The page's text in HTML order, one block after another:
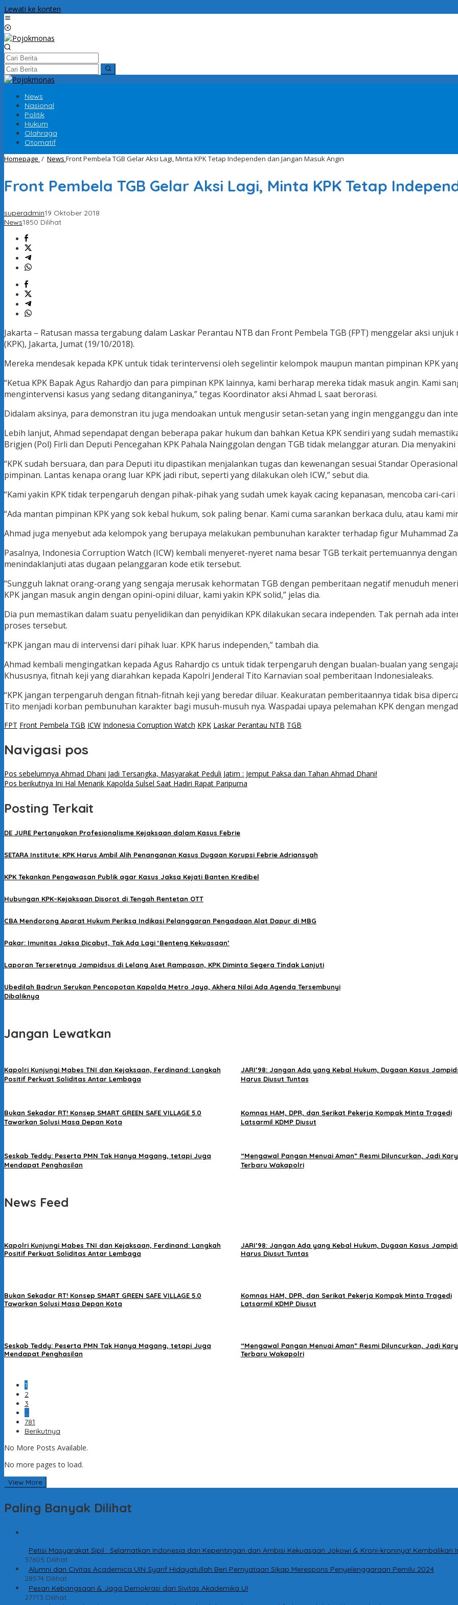
Lewati ke konten
News
Nasional
Politik
Hukum
Olahraga
Otomatif
Homepage / News Front Pembela TGB Gelar Aksi Lagi, Minta KPK Tetap Independen dan Jangan Masuk Angin
Front Pembela TGB Gelar Aksi Lagi, Minta KPK Tetap
superadmin19 Oktober 2018
News1850 Dilihat
Jakarta – Ratusan massa tergabung dalam Laskar Perantau NTB dan Front Pembela TGB (FPT) menggelar aksi
(KPK), Jakarta, Jumat (19/10/2018).
Mereka mendesak kepada KPK untuk tidak terintervensi oleh segelintir kelompok maupun mantan pimpinan KPK
“Ketua KPK Bapak Agus Rahardjo dan para pimpinan KPK lainnya, kami berharap mereka tidak masuk angin. Kami
mengintervensi kasus yang sedang ditanganinya,” tegas Koordinator aksi Ahmad L saat berorasi.
Didalam aksinya, para demonstran itu juga mendoakan untuk mengusir setan-setan yang ingin mengganggu dan
Lebih lanjut, Ahmad sependapat dengan beberapa pakar hukum dan bahkan Ketua KPK sendiri yang sudah
Brigjen (Pol) Firli dan Deputi Pencegahan KPK Pahala Nainggolan dengan TGB tidak melanggar aturan. Dia
“KPK sudah bersuara, dan para Deputi itu dipastikan menjalankan tugas dan kewenangan sesuai Standar
pimpinan. Lantas kenapa orang luar KPK jadi ribut, seperti yang dilakukan oleh ICW,” sebut dia.
“Kami yakin KPK tidak terpengaruh dengan pihak-pihak yang sudah umek kayak cacing kepanasan, mencoba cari-cari
“Ada mantan pimpinan KPK yang sok kebal hukum, sok paling benar. Kami cuma sarankan berkaca dulu, atau kami
Ahmad juga menyebut ada kelompok yang berupaya melakukan pembunuhan karakter terhadap figur Muhammad
Pasalnya, Indonesia Corruption Watch (ICW) kembali menyeret-nyeret nama besar TGB terkait pertemuannya
menindaklanjuti atas dugaan pelanggaran kode etik tersebut.
“Sungguh laknat orang-orang yang sengaja merusak kehormatan TGB dengan pemberitaan negatif menuduh
KPK jangan masuk angin dengan opini-opini diluar, kami yakin KPK solid,” jelas dia.
Dia pun memastikan dalam suatu penyelidikan dan penyidikan KPK dilakukan secara independen. Tak pernah ada
proses tersebut.
“KPK jangan mau di intervensi dari pihak luar. KPK harus independen,” tambah dia.
Ahmad kembali mengingatkan kepada Agus Rahardjo cs untuk tidak terpengaruh dengan bualan-bualan yang
Khususnya, fitnah keji yang diarahkan kepada Kapolri Jenderal Tito Karnavian soal pemberitaan Indonesialeaks.
“KPK jangan terpengaruh dengan fitnah-fitnah keji yang beredar diluar. Keakuratan pemberitaannya tidak bisa
Tito menjadi korban pembunuhan karakter bagi musuh-musuh nya. Waspadai upaya pelemahan KPK dengan
FPT Front Pembela TGB ICW Indonesia Corruption Watch KPK Laskar Perantau NTB TGB
Navigasi pos
Pos sebelumnya Ahmad Dhani Jadi Tersangka, Masyarakat Peduli Jatim : Jemput Paksa dan Tahan Ahmad Dhani!
Pos berikutnya Ini Hal Menarik Kapolda Sulsel Saat Hadiri Rapat Paripurna
Posting Terkait
DE JURE Pertanyakan Profesionalisme Kejaksaan dalam Kasus Febrie
SETARA Institute: KPK Harus Ambil Alih Penanganan Kasus Dugaan Korupsi Febrie Adriansyah
KPK Tekankan Pengawasan Publik agar Kasus Jaksa Kejati Banten Kredibel
Hubungan KPK–Kejaksaan Disorot di Tengah Rentetan OTT
CBA Mendorong Aparat Hukum Periksa Indikasi Pelanggaran Pengadaan Alat Dapur di MBG
Pakar: Imunitas Jaksa Dicabut, Tak Ada Lagi ‘Benteng Kekuasaan’
Laporan Terseretnya Jampidsus di Lelang Aset Rampasan, KPK Diminta Segera Tindak Lanjuti
Ubedilah Badrun Serukan Pencopotan Kapolda Metro Jaya, Akhera Nilai Ada Agenda Tersembunyi
Dibaliknya
Jangan Lewatkan
Kapolri Kunjungi Mabes TNI dan Kejaksaan, Ferdinand: Langkah
Positif Perkuat Soliditas Antar Lembaga
JARI’98: Jangan Ada yang Kebal Hukum, Dugaan Kasus
Harus Diusut Tuntas
Bukan Sekadar RT! Konsep SMART GREEN SAFE VILLAGE 5.0
Tawarkan Solusi Masa Depan Kota
Komnas HAM, DPR, dan Serikat Pekerja Kompak Minta Tragedi
Latsarmil KDMP Diusut
Seskab Teddy: Peserta PMN Tak Hanya Magang, tetapi Juga
Mendapat Penghasilan
“Mengawal Pangan Menuai Aman” Resmi Diluncurkan, Jadi
Terbaru Wakapolri
News Feed
Kapolri Kunjungi Mabes TNI dan Kejaksaan, Ferdinand: Langkah
Positif Perkuat Soliditas Antar Lembaga
JARI’98: Jangan Ada yang Kebal Hukum, Dugaan Kasus
Harus Diusut Tuntas
Bukan Sekadar RT! Konsep SMART GREEN SAFE VILLAGE 5.0
Tawarkan Solusi Masa Depan Kota
Komnas HAM, DPR, dan Serikat Pekerja Kompak Minta Tragedi
Latsarmil KDMP Diusut
Seskab Teddy: Peserta PMN Tak Hanya Magang, tetapi Juga
Mendapat Penghasilan
“Mengawal Pangan Menuai Aman” Resmi Diluncurkan, Jadi
Terbaru Wakapolri
1
2
3
…
781
Berikutnya
No More Posts Available.
No more pages to load.
View More
Paling Banyak Dilihat
Petisi Masyarakat Sipil : Selamatkan Indonesia dari Kepentingan dan Ambisi Kekuasaan Jokowi & Kroni-kroninya! Kembalikan
37605 Dilihat
Alumni dan Civitas Academica UIN Syarif Hidayatullah Beri Pernyataan Sikap Merespons Penyelenggaraan Pemilu 2024
28574 Dilihat
Pesan Kebangsaan & Jaga Demokrasi dari Sivitas Akademika UI
27713 Dilihat